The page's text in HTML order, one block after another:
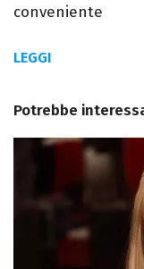
conveniente
LEGGI
Potrebbe